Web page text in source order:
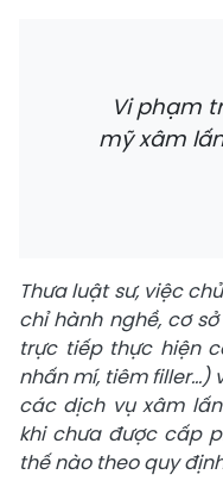
Vi phạm
mỹ xâm
Thưa luật sư, việc
chỉ hành nghề, cơ
trực tiếp thực hiện
nhấn mí, tiêm
các dịch vụ xâm
khi chưa được cấp
thế nào theo quy